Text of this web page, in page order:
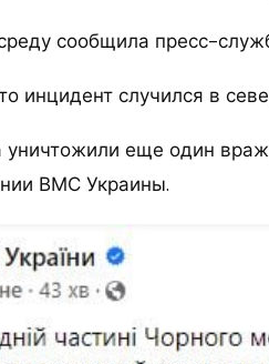
сообщила пресс-
инцидент случился в
еще один
ВМС Украины.